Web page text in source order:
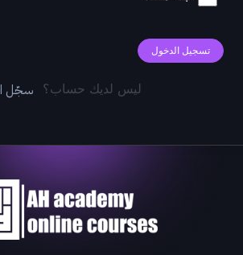
تسجيل الدخول
ليس لديك حساب؟ سجّل